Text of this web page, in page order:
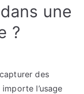
une
?
des
l’usage